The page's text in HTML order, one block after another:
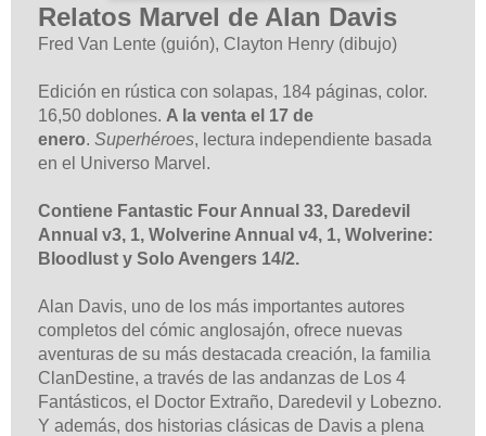
Relatos Marvel de Alan Davis
Fred Van Lente (guión), Clayton Henry (dibujo)
Edición en rústica con solapas, 184 páginas, color.
16,50 doblones. A la venta el 17 de
enero. Superhéroes, lectura independiente basada
en el Universo Marvel.
Contiene Fantastic Four Annual 33, Daredevil
Annual v3, 1, Wolverine Annual v4, 1, Wolverine:
Bloodlust y Solo Avengers 14/2.
Alan Davis, uno de los más importantes autores
completos del cómic anglosajón, ofrece nuevas
aventuras de su más destacada creación, la familia
ClanDestine, a través de las andanzas de Los 4
Fantásticos, el Doctor Extraño, Daredevil y Lobezno.
Y además, dos historias clásicas de Davis a plena